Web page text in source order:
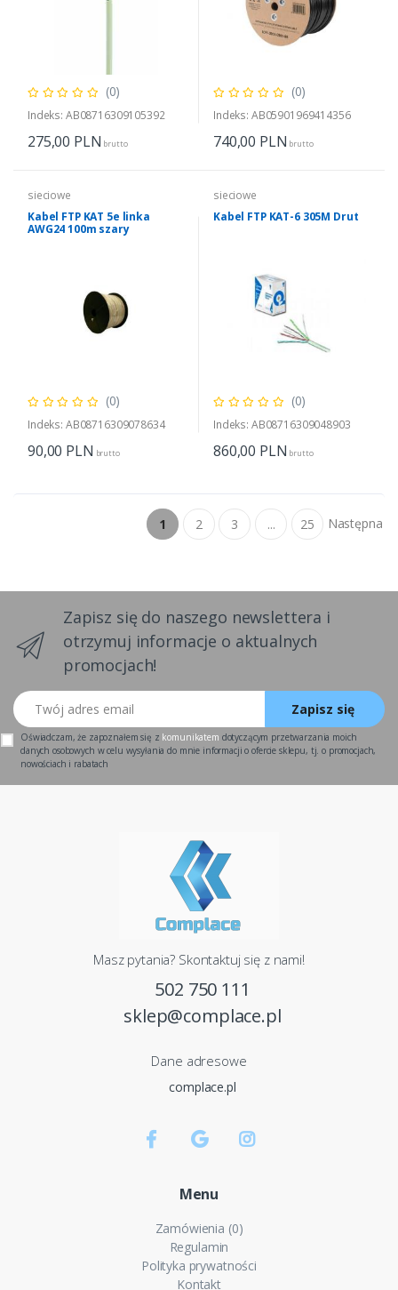
(0)
Indeks: AB08716309105392
275,00 PLN brutto
(0)
Indeks: AB05901969414356
740,00 PLN brutto
sieciowe
Kabel FTP KAT 5e linka
AWG24 100m szary
(0)
Indeks: AB08716309078634
90,00 PLN brutto
sieciowe
Kabel FTP KAT-6 305M Drut
(0)
Indeks: AB08716309048903
860,00 PLN brutto
1 2 3 ... 25 Następna
Zapisz się do naszego newslettera i
otrzymuj informacje o aktualnych
promocjach!
Twój adres email
Zapisz się
Oświadczam, że zapoznałem się z komunikatem dotyczącym przetwarzania moich
danych osobowych w celu wysyłania do mnie informacji o ofercie sklepu, tj. o promocjach,
nowościach i rabatach
Masz pytania? Skontaktuj się z nami!
502 750 111
sklep@complace.pl
Dane adresowe
complace.pl
Menu
Zamówienia (0)
Regulamin
Polityka prywatności
Kontakt